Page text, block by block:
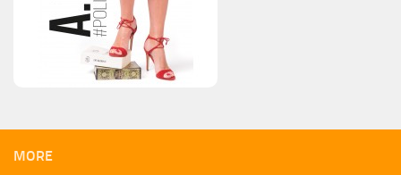
MORE